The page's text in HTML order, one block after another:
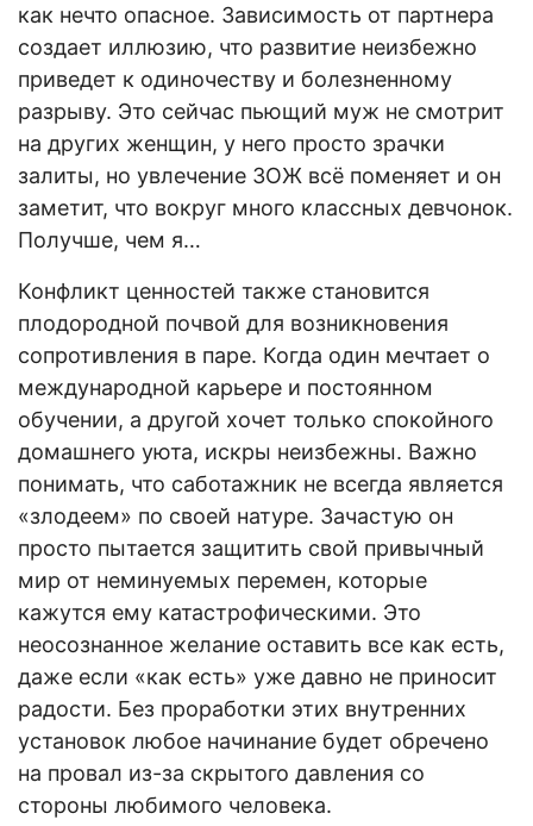
как нечто опасное. Зависимость от партнера
создает иллюзию, что развитие неизбежно
приведет к одиночеству и болезненному
разрыву. Это сейчас пьющий муж не смотрит
на других женщин, у него просто зрачки
залиты, но увлечение ЗОЖ всё поменяет и он
заметит, что вокруг много классных девчонок.
Получше, чем я…
Конфликт ценностей также становится
плодородной почвой для возникновения
сопротивления в паре. Когда один мечтает о
международной карьере и постоянном
обучении, а другой хочет только спокойного
домашнего уюта, искры неизбежны. Важно
понимать, что саботажник не всегда является
«злодеем» по своей натуре. Зачастую он
просто пытается защитить свой привычный
мир от неминуемых перемен, которые
кажутся ему катастрофическими. Это
неосознанное желание оставить все как есть,
даже если «как есть» уже давно не приносит
радости. Без проработки этих внутренних
установок любое начинание будет обречено
на провал из-за скрытого давления со
стороны любимого человека.